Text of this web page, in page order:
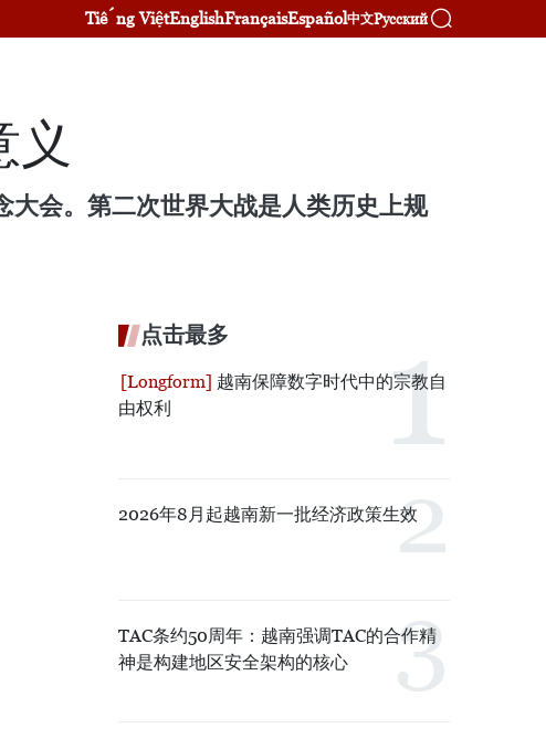
Tiếng ViệtEnglishFrançaisEspañol中文Русский
义
会。第二次世界大战是人类历史上规
点击最多
越南保障数字时代中的宗教自
由权利
2026年8月起越南新一批经济政策生效
TAC条约50周年：越南强调TAC的合作精
神是构建地区安全架构的核心